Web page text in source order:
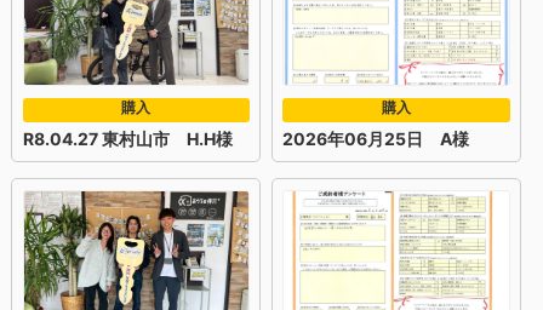
購入
R8.04.27 東村山市 H.H様
購入
2026年06月25日 A様